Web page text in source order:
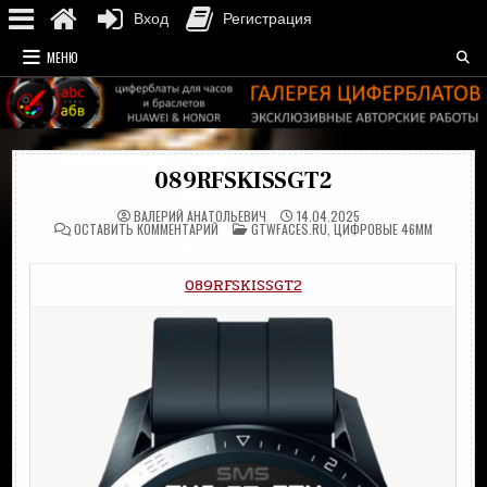
Перейти
к
содержимому
МЕНЮ
089RFSKISSGT2
ВАЛЕРИЙ АНАТОЛЬЕВИЧ 14.04.2025
ОСТАВИТЬ КОММЕНТАРИЙНА
089RFSKISSGT2
ОПУБЛИКОВАНО
В
GTWFACES.RU ЦИФРОВЫЕ 46MM
089RFSKISSGT2
Вход Регистрация